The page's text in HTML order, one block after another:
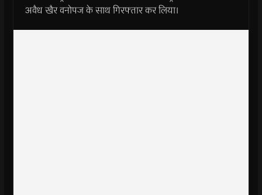
अवैध खैर वनोपज के साथ गिरफ्तार कर लिया।